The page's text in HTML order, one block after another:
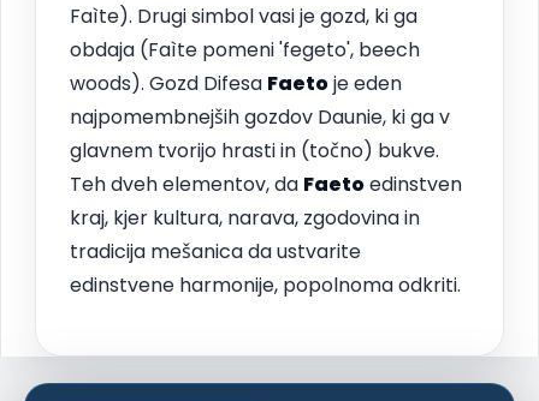
Faìte). Drugi simbol vasi je gozd, ki ga
obdaja (Faìte pomeni 'fegeto', beech
woods). Gozd Difesa Faetoje eden
najpomembnejših gozdov Daunie, ki ga v
glavnem tvorijo hrasti in (točno) bukve.
Teh dveh elementov, da Faetoedinstven
kraj, kjer kultura, narava, zgodovina in
tradicija mešanica da ustvarite
edinstvene harmonije, popolnoma odkriti.